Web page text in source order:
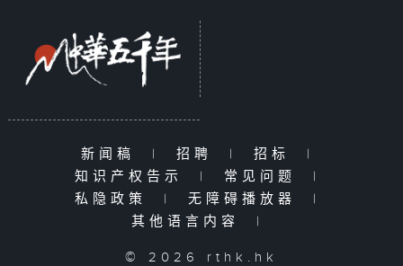
新闻稿 | 招聘 | 招标
|
知识产权告示
| 常见问题
|
私隐政策
| 无障碍播放器
|
其他语言内容
|
© 2026 rthk.hk